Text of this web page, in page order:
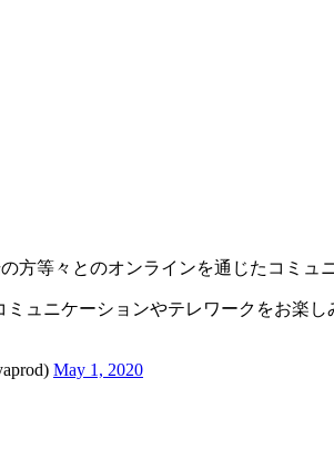
方等々とのオンラインを通じたコミュ
ミュニケーションやテレワークをお楽し
May 1, 2020